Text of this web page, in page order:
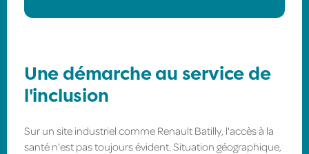
Une démarche au service de
l'inclusion
Sur un site industriel comme Renault Batilly, l'accès à la
santé n'est pas toujours évident. Situation géographique,